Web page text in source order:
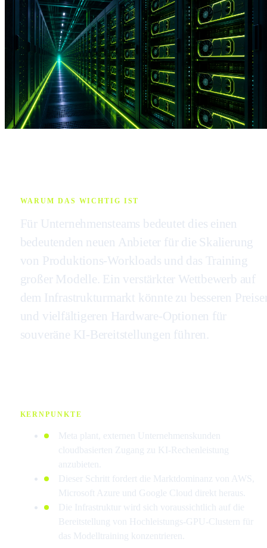
WARUM DAS WICHTIG IST
Für Unternehmensteams bedeutet dies einen
bedeutenden neuen Anbieter für die Skalierung
von Produktions-Workloads und das Training
großer Modelle. Ein verstärkter Wettbewerb auf
dem Infrastrukturmarkt könnte zu besseren
und vielfältigeren Hardware-Optionen für
souveräne KI-Bereitstellungen führen.
KERNPUNKTE
Meta plant, externen Unternehmenskunden
cloudbasierten Zugang zu KI-Rechenleistung
anzubieten.
Dieser Schritt fordert die Marktdominanz von AWS,
Microsoft Azure und Google Cloud direkt heraus.
Die Infrastruktur wird sich voraussichtlich auf die
Bereitstellung von Hochleistungs-GPU-Clustern für
das Modelltraining konzentrieren.